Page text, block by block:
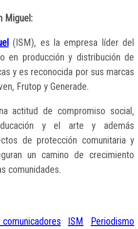
Miguel:
(ISM), es la empresa líder del
en producción y distribución de
y es reconocida por sus marcas
Frutop y Generade.
actitud de compromiso social,
y el arte y además
de protección comunitaria y
un camino de crecimiento
comunidades.
ISM
Periodismo